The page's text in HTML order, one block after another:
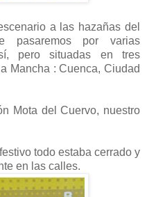
a las hazañas del
pasaremos por varias
pero situadas en tres
Mancha : Cuenca, Ciudad
Mota del Cuervo, nuestro
todo estaba cerrado y
en las calles.